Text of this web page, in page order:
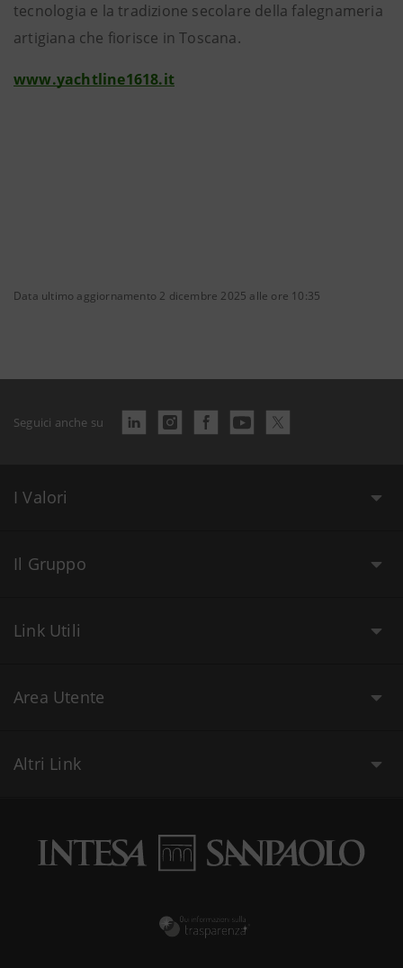
tecnologia e la tradizione secolare della falegnameria
artigiana che fiorisce in Toscana.
www.yachtline1618.it
Data ultimo aggiornamento 2 dicembre 2025 alle ore 10:35
Seguici anche su
I Valori
Il Gruppo
Link Utili
Area Utente
Altri Link